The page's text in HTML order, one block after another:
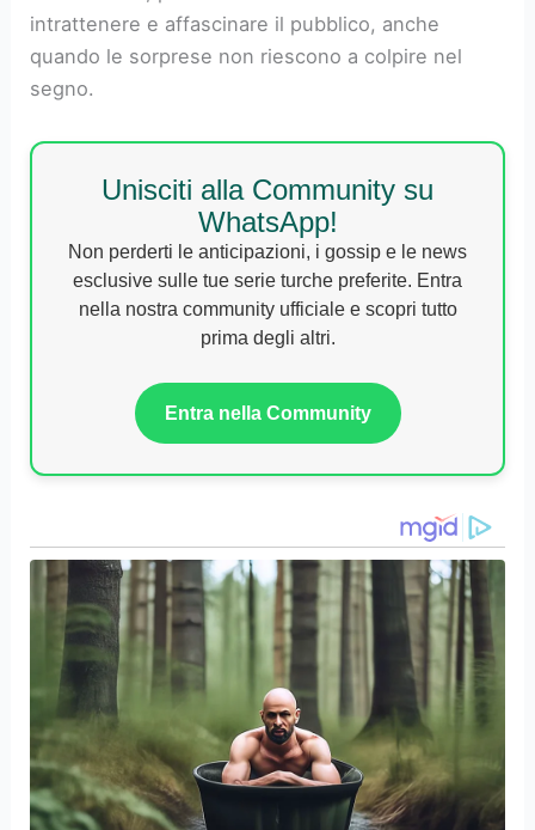
intrattenere e affascinare il pubblico, anche
quando le sorprese non riescono a colpire nel
segno.
Unisciti alla Community su
WhatsApp!
Non perderti le anticipazioni, i gossip e le news
esclusive sulle tue serie turche preferite. Entra
nella nostra community ufficiale e scopri tutto
prima degli altri.
Entra nella Community